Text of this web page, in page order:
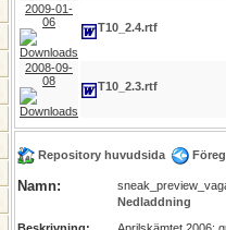
2009-01-
06
T10_2.4.rtf
2008-09-
08
T10_2.3.rtf
Repository huvudsida
Namn:
Nedladdning